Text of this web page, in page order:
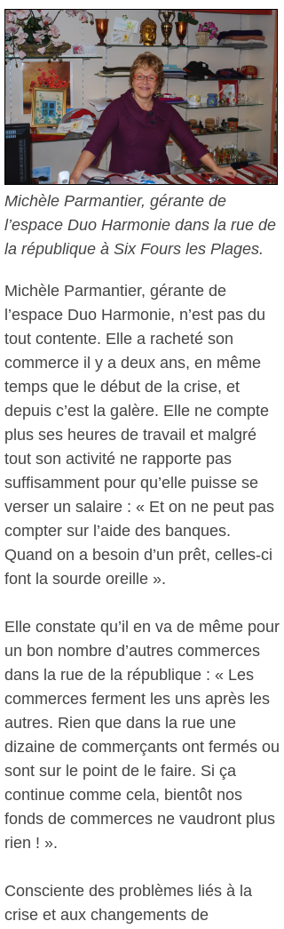
Michèle Parmantier, gérante de
l’espace Duo Harmonie dans la rue de
la république à Six Fours les Plages.
Michèle Parmantier, gérante de
l’espace Duo Harmonie, n’est pas du
tout contente. Elle a racheté son
commerce il y a deux ans, en même
temps que le début de la crise, et
depuis c’est la galère. Elle ne compte
plus ses heures de travail et malgré
tout son activité ne rapporte pas
suffisamment pour qu’elle puisse se
verser un salaire : « Et on ne peut pas
compter sur l’aide des banques.
Quand on a besoin d’un prêt, celles-ci
font la sourde oreille ».
Elle constate qu’il en va de même pour
un bon nombre d’autres commerces
dans la rue de la république : « Les
commerces ferment les uns après les
autres. Rien que dans la rue une
dizaine de commerçants ont fermés ou
sont sur le point de le faire. Si ça
continue comme cela, bientôt nos
fonds de commerces ne vaudront plus
rien ! ».
Consciente des problèmes liés à la
crise et aux changements de